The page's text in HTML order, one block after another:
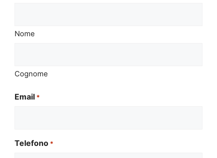
Nome
Cognome
Email *
Telefono *